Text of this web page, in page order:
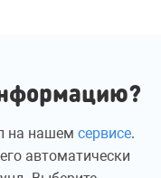
на нашем сервисе.
автоматически